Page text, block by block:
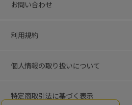
お問い合わせ
利用規約
個人情報の取り扱いについて
特定商取引法に基づく表示